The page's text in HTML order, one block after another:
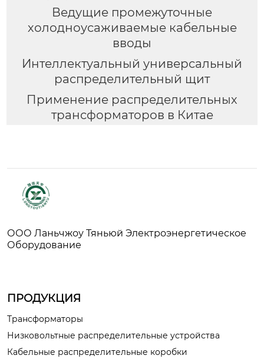
Ведущие промежуточные
холодноусаживаемые кабельные
вводы
Интеллектуальный универсальный
распределительный щит
Применение распределительных
трансформаторов в Китае
ООО Ланьчжоу Тяньюй Электроэнергетическое
Оборудование
ПРОДУКЦИЯ
Трансформаторы
Низковольтные распределительные устройства
Кабельные распределительные коробки